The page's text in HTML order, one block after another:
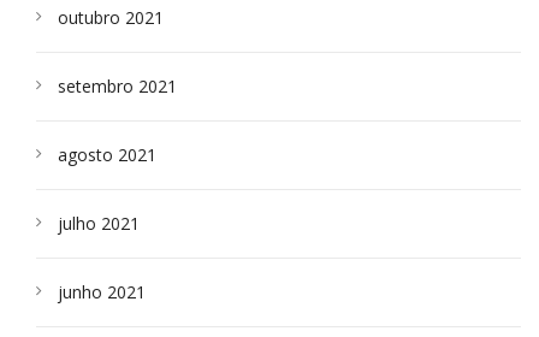
outubro 2021
setembro 2021
agosto 2021
julho 2021
junho 2021